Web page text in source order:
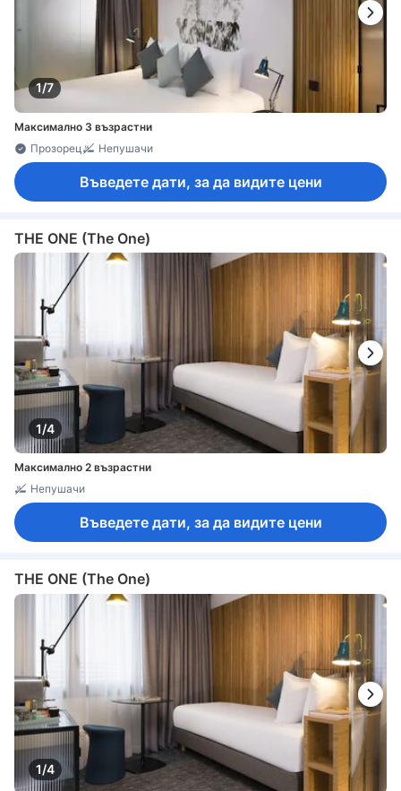
1/7
Максимално 3 възрастни
Прозорец
Непушачи
Въведете дати, за да видите цени
THE ONE (The One)
1/4
Максимално 2 възрастни
Непушачи
Въведете дати, за да видите цени
THE ONE (The One)
1/4